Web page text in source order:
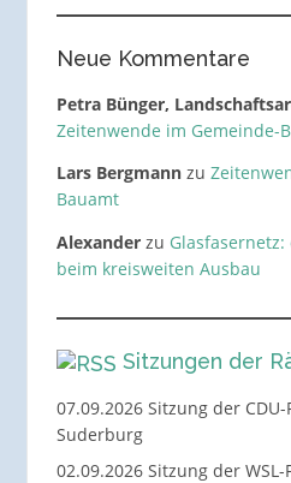
Neue Kommentare
Petra Bünger,
Zeitenwende im Gemeinde-
Lars Bergmannzu
Bauamt
Alexanderzu
beim kreisweiten Ausbau
Sitzungen der
07.09.2026 Sitzung der
Suderburg
02.09.2026 Sitzung der